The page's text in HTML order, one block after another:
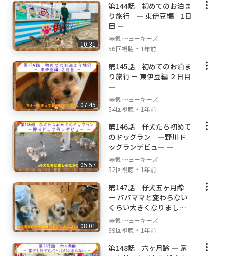
10:31
第144話 初めてのお泊ま
り旅行 ー 東伊豆編 1日
目 ー
陽気 ～ヨーキーズ
56回視聴 ・ 1年前
07:45
第145話 初めてのお泊ま
り旅行 ー 東伊豆編 ２日目
ー
陽気 ～ヨーキーズ
54回視聴 ・ 1年前
05:57
第146話 仔犬たち初めて
のドッグラン ー野川ド
ッグランデビュー ー
陽気 ～ヨーキーズ
52回視聴 ・ 1年前
08:01
第147話 仔犬五ヶ月齢
ー パパママと変わらない
くらい大きくなりました
ー
陽気 ～ヨーキーズ
69回視聴 ・ 1年前
第148話 六ヶ月齢 ー 家